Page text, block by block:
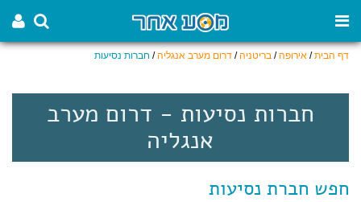
דף הבית/ אירופה/ בריטניה/ דרום מערב אנגליה/ חברות נסיעות
חברות נסיעות - דרום מערב
אנגליה
חפש חברת נסיעות